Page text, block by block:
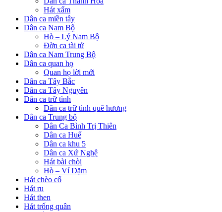
Hát xẩm
Dân ca miền tây
Dân ca Nam Bộ
Hò – Lý Nam Bộ
Đờn ca tài tử
Dân ca Nam Trung Bộ
Dân ca quan họ
Quan họ lời mới
Dân ca Tây Bắc
Dân ca Tây Nguyên
Dân ca trữ tình
Dân ca trữ tình quê hương
Dân ca Trung bộ
Dân Ca Bình Trị Thiên
Dân ca Huế
Dân ca khu 5
Dân ca Xứ Nghệ
Hát bài chòi
Hò – Ví Dặm
Hát chèo cổ
Hát ru
Hát then
Hát trống quân